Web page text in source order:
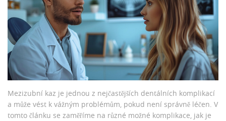
Mezizubní kaz je jednou z nejčastějších dentálních komplikací
a může vést k vážným problémům, pokud není správně léčen. V
tomto článku se zaměříme na různé možné komplikace, jak je